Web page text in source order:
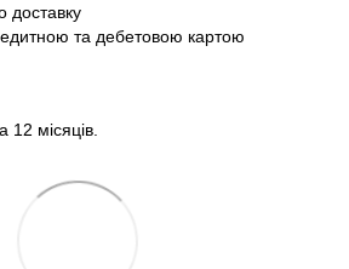
доставку
та дебетовою картою
12 місяців.